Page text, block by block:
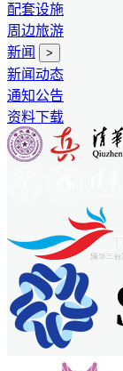
配套设施
周边旅游
新闻
>
新闻动态
通知公告
资料下载